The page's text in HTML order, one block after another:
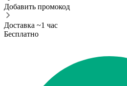
Добавить промокод
Доставка ~1 час
Бесплатно